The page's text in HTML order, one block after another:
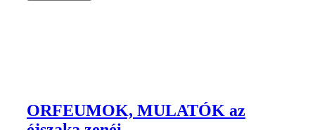
ORFEUMOK, MULATÓK az